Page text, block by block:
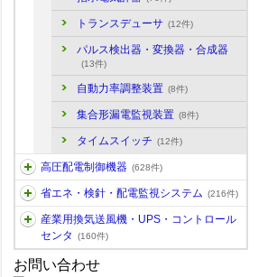
トランスデューサ (12件)
パルス検出器・変換器・合成器
(13件)
自動力率調整装置 (8件)
集合形漏電監視装置 (8件)
タイムスイッチ (12件)
高圧配電制御機器 (628件)
省エネ・検針・配電監視システム (216件)
産業用換気送風機・UPS・コントロール
センタ
(160件)
お問い合わせ